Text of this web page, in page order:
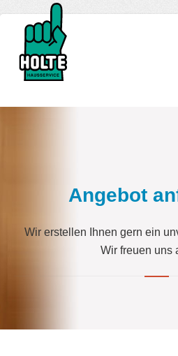
Angebot
Wir erstellen Ihnen gern ein
Wir freuen uns